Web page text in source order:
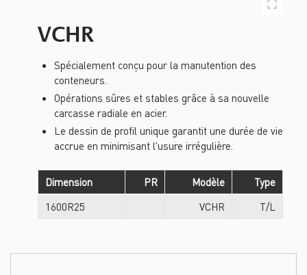
VCHR
Spécialement conçu pour la manutention des
conteneurs.
Opérations sûres et stables grâce à sa nouvelle
carcasse radiale en acier.
Le dessin de profil unique garantit une durée de vie
accrue en minimisant l'usure irrégulière.
Dimension PR Modèle
Type
1600R25
VCHR T/L